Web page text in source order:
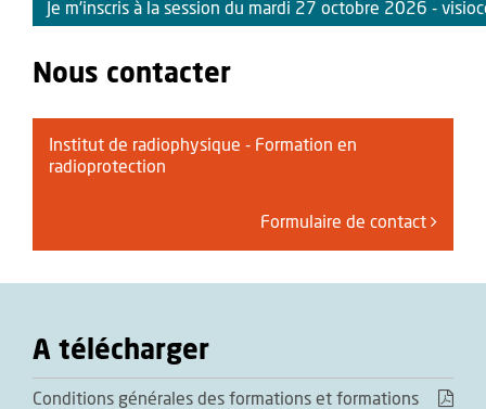
Je m'inscris à la session du mardi 27 octobre 2026 -
Nous contacter
Institut de radiophysique - Formation en
radioprotection
Formulaire de contact
A télécharger
Conditions générales des formations et formations